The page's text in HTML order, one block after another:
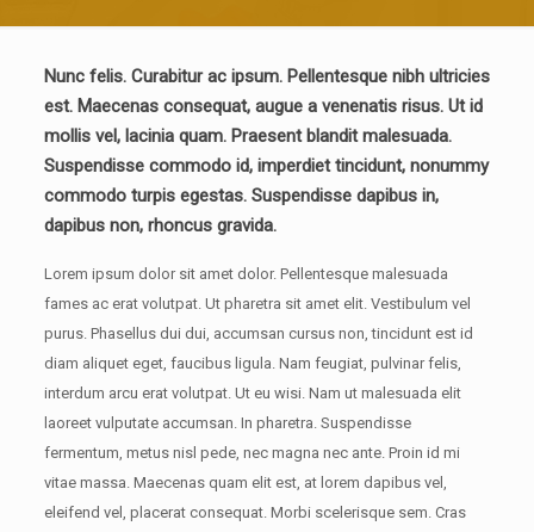
Nunc felis. Curabitur ac ipsum. Pellentesque nibh ultricies
est. Maecenas consequat, augue a venenatis risus. Ut id
mollis vel, lacinia quam. Praesent blandit malesuada.
Suspendisse commodo id, imperdiet tincidunt, nonummy
commodo turpis egestas. Suspendisse dapibus in,
dapibus non, rhoncus gravida.
Lorem ipsum dolor sit amet dolor. Pellentesque malesuada
fames ac erat volutpat. Ut pharetra sit amet elit. Vestibulum vel
purus. Phasellus dui dui, accumsan cursus non, tincidunt est id
diam aliquet eget, faucibus ligula. Nam feugiat, pulvinar felis,
interdum arcu erat volutpat. Ut eu wisi. Nam ut malesuada elit
laoreet vulputate accumsan. In pharetra. Suspendisse
fermentum, metus nisl pede, nec magna nec ante. Proin id mi
vitae massa. Maecenas quam elit est, at lorem dapibus vel,
eleifend vel, placerat consequat. Morbi scelerisque sem. Cras